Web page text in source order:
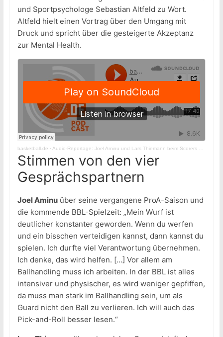
und Sportpsychologe Sebastian Altfeld zu Wort.
Altfeld hielt einen Vortrag über den Umgang mit
Druck und spricht über die gesteigerte Akzeptanz
zur Mental Health.
basketball.de · Audio-Reportage: Joel Aminu und Lars Thiemann beim Scorers First Player Development Camp
Stimmen von den vier
Gesprächspartnern
Joel Aminuüber seine vergangene ProA-Saison und
die kommende BBL-Spielzeit: „Mein Wurf ist
deutlicher konstanter geworden. Wenn du werfen
und ein bisschen verteidigen kannst, dann kannst du
spielen. Ich durfte viel Verantwortung übernehmen.
Ich denke, das wird helfen. […] Vor allem am
Ballhandling muss ich arbeiten. In der BBL ist alles
intensiver und physischer, es wird weniger gepfiffen,
da muss man stark im Ballhandling sein, um als
Guard nicht den Ball zu verlieren. Ich will auch das
Pick-and-Roll besser lesen.“